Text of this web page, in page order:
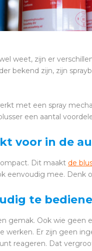
weet, zijn er
bekend zijn, zijn
met een spray
een aantal
voor in de
Dit maakt de
eenvoudig mee. Denk
te
gemak. Ook wie
werken. Er zijn geen
reageren. Dat